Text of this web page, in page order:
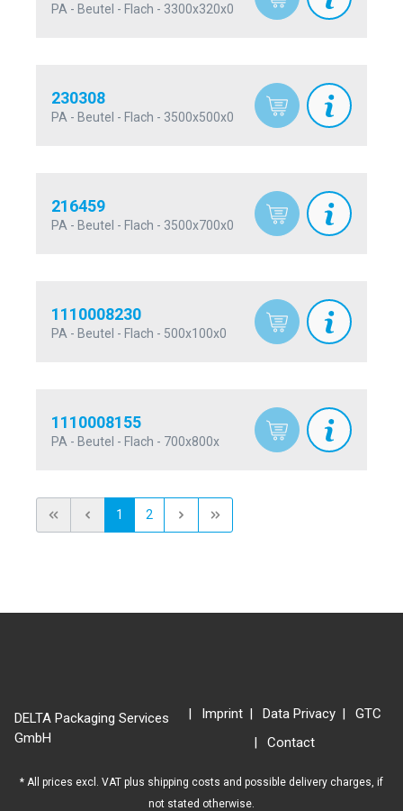
PA - Beutel - Flach - 3300x320x0
230308
PA - Beutel - Flach - 3500x500x0
216459
PA - Beutel - Flach - 3500x700x0
1110008230
PA - Beutel - Flach - 500x100x0
1110008155
PA - Beutel - Flach - 700x800x
1 2
DELTA Packaging Services
GmbH
Imprint Data Privacy
GTC
Contact
* All prices excl. VAT plus shipping costs and possible delivery charges, if
not stated otherwise.